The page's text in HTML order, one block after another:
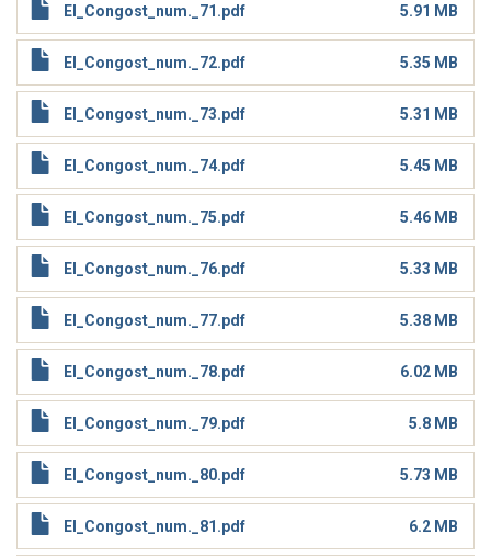
El_Congost_num._71.pdf 5.91 MB
El_Congost_num._72.pdf 5.35 MB
El_Congost_num._73.pdf 5.31 MB
El_Congost_num._74.pdf 5.45 MB
El_Congost_num._75.pdf 5.46 MB
El_Congost_num._76.pdf 5.33 MB
El_Congost_num._77.pdf 5.38 MB
El_Congost_num._78.pdf 6.02 MB
El_Congost_num._79.pdf 5.8 MB
El_Congost_num._80.pdf 5.73 MB
El_Congost_num._81.pdf 6.2 MB